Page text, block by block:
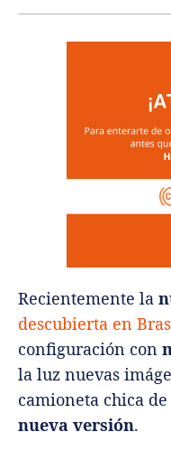
Recientemente la
descubierta en
configuración con
la luz nuevas
camioneta chica
nueva versión.